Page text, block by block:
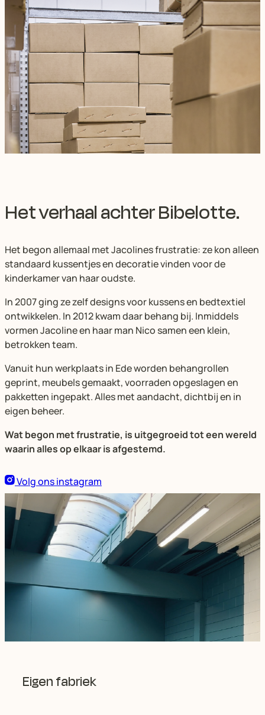
Het verhaal achter Bibelotte.
Het begon allemaal met Jacolines frustratie: ze kon alleen
standaard kussentjes en decoratie vinden voor de
kinderkamer van haar oudste.
In 2007 ging ze zelf designs voor kussens en bedtextiel
ontwikkelen. In 2012 kwam daar behang bij. Inmiddels
vormen Jacoline en haar man Nico samen een klein,
betrokken team.
Vanuit hun werkplaats in Ede worden behangrollen
geprint, meubels gemaakt, voorraden opgeslagen en
pakketten ingepakt. Alles met aandacht, dichtbij en in
eigen beheer.
Wat begon met frustratie, is uitgegroeid tot een wereld
waarin alles op elkaar is afgestemd.
Volg ons instagram
Eigen fabriek